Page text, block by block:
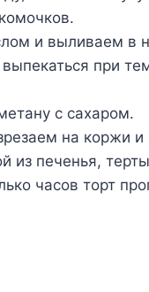
и выливаем в
при
с сахаром.
на коржи
из печенья,
часов торт